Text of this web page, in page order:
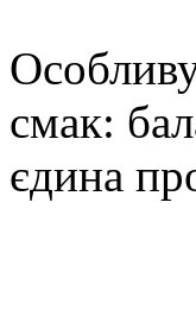
смак:
єдина